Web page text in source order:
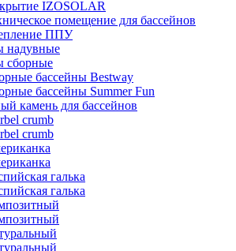
IZOSOLAR
помещение для бассейнов
ППУ
надувные
сборные
бассейны Bestway
бассейны Summer Fun
камень для бассейнов
crumb
crumb
галька
галька